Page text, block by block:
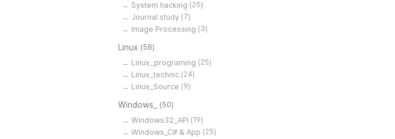
System hacking (25)
Journal study (7)
Image Processing (3)
Linux (58)
Linux_programing (25)
Linux_technic (24)
Linux_Source (9)
Windows_ (50)
Windows32_API (19)
Windows_C# & App (25)